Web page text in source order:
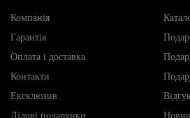
Компанія
Гарантія
Оплата і доставка
Контакти
Ексклюзив
Ділові подарунки